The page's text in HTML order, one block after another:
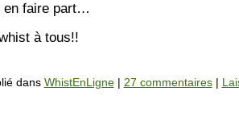
en faire part…
à tous!!
dans WhistEnLigne| 27 commentaires|